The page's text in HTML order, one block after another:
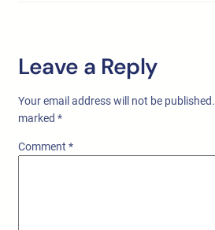
Leave a Reply
Your email address will not be published.
marked *
Comment *